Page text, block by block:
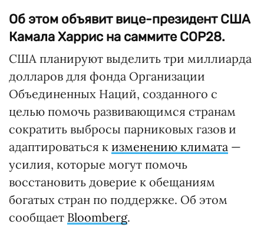
Об этом объявит вице-президент США
Камала Харрис на саммите COP28.
США планируют выделить три миллиарда
долларов для фонда Организации
Объединенных Наций, созданного с
целью помочь развивающимся странам
сократить выбросы парниковых газов и
адаптироваться к изменению климата —
усилия, которые могут помочь
восстановить доверие к обещаниям
богатых стран по поддержке. Об этом
сообщает Bloomberg.